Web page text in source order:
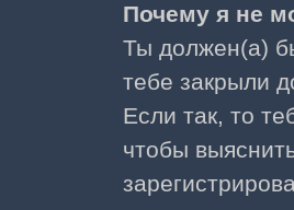
Почему я не
Ты должен(а)
тебе закрыли
Если так, то
чтобы